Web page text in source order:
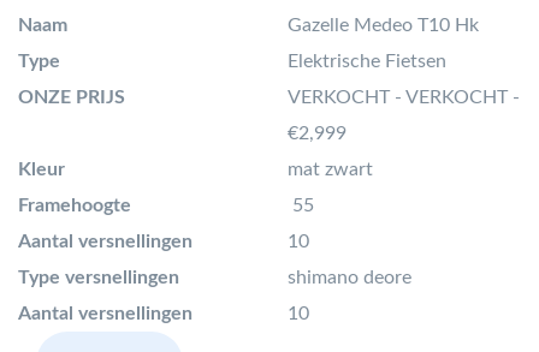
Naam
Gazelle Medeo T10 Hk
Type
Elektrische Fietsen
ONZE PRIJS
VERKOCHT - VERKOCHT -
€2,999
Kleur
mat zwart
Framehoogte
55
Aantal versnellingen
10
Type versnellingen
shimano deore
Aantal versnellingen
10